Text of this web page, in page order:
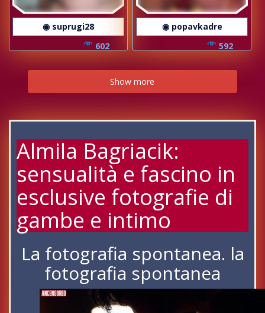
◉ suprugi28
602
◉ popavkadre
592
Show more
Almila Bagriacik:
sensualità e fascino in
esclusive fotografie di
gambe e intimo
La fotografia spontanea. la
fotografia spontanea